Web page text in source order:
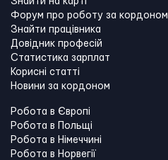
Форум про роботу за кордоном
Знайти працівника
Довідник професій
Статистика зарплат
Корисні статті
Новини за кордоном
Робота в Європі
Робота в Польщі
Робота в Німеччині
Робота в Норвегії